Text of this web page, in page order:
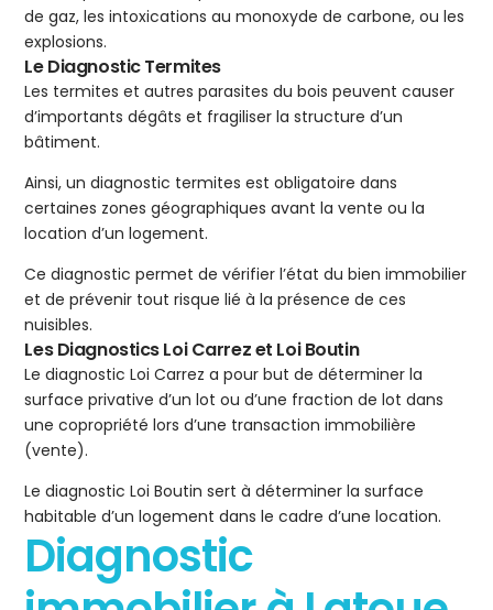
de gaz, les intoxications au monoxyde de carbone, ou les
explosions.
Le Diagnostic Termites
Les termites et autres parasites du bois peuvent causer
d’importants dégâts et fragiliser la structure d’un
bâtiment.
Ainsi, un diagnostic termites est obligatoire dans
certaines zones géographiques avant la vente ou la
location d’un logement.
Ce diagnostic permet de vérifier l’état du bien immobilier
et de prévenir tout risque lié à la présence de ces
nuisibles.
Les Diagnostics Loi Carrez et Loi Boutin
Le diagnostic Loi Carrez a pour but de déterminer la
surface privative d’un lot ou d’une fraction de lot dans
une copropriété lors d’une transaction immobilière
(vente).
Le diagnostic Loi Boutin sert à déterminer la surface
habitable d’un logement dans le cadre d’une location.
Diagnostic